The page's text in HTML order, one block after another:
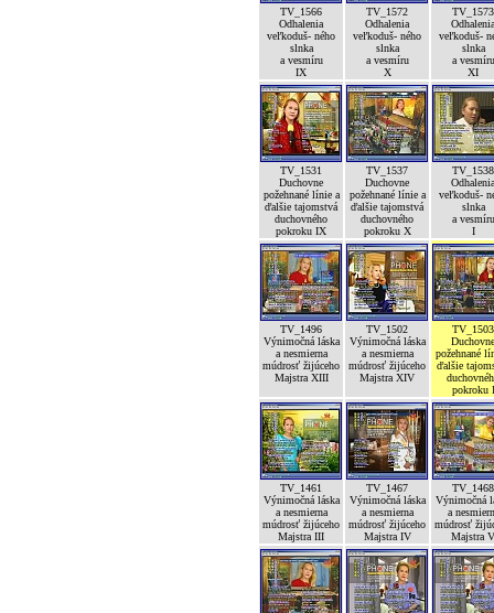
TV_1566
Odhalenia
veľkoduš- ného
slnka
a vesmíru
IX
TV_1572
Odhalenia
veľkoduš- ného
slnka
a vesmíru
X
TV_1573
Odhalenia
veľkoduš-
slnka
a vesmíru
XI
TV_1531
Duchovne
požehnané línie a
ďalšie tajomstvá
duchovného
pokroku IX
TV_1537
Duchovne
požehnané línie a
ďalšie tajomstvá
duchovného
pokroku X
TV_1538
Odhalenia
veľkoduš-
slnka
a vesmíru
I
TV_1496
Výnimočná láska
a nesmierna
múdrosť žijúceho
Majstra XIII
TV_1502
Výnimočná láska
a nesmierna
múdrosť žijúceho
Majstra XIV
TV_1503
Duchovne
požehnané
ďalšie
pokroku I
TV_1461
Výnimočná láska
a nesmierna
múdrosť žijúceho
Majstra III
TV_1467
Výnimočná láska
a nesmierna
múdrosť žijúceho
Majstra IV
TV_1468
Výnimočná
a
múdrosť
Majstra V